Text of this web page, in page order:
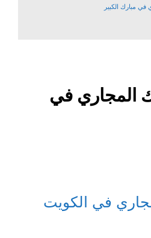
مبارك الكبير
المجاري في
في الكويت